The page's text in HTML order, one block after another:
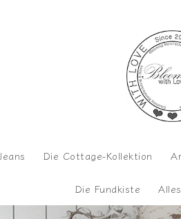
Die Cottage-Kollektion
Die Fundkiste